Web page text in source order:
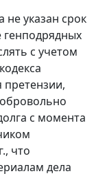
указан срок
генподрядных
с учетом
с момента
что
дела